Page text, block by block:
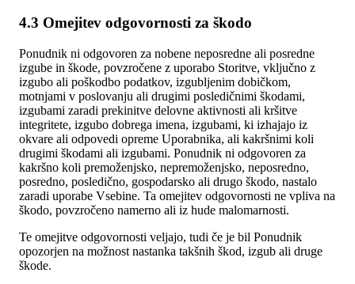
4.3 Omejitev odgovornosti za škodo
Ponudnik ni odgovoren za nobene neposredne ali posredne
izgube in škode, povzročene z uporabo Storitve, vključno z
izgubo ali poškodbo podatkov, izgubljenim dobičkom,
motnjami v poslovanju ali drugimi posledičnimi škodami,
izgubami zaradi prekinitve delovne aktivnosti ali kršitve
integritete, izgubo dobrega imena, izgubami, ki izhajajo iz
okvare ali odpovedi opreme Uporabnika, ali kakršnimi koli
drugimi škodami ali izgubami. Ponudnik ni odgovoren za
kakršno koli premoženjsko, nepremoženjsko, neposredno,
posredno, posledično, gospodarsko ali drugo škodo, nastalo
zaradi uporabe Vsebine. Ta omejitev odgovornosti ne vpliva na
škodo, povzročeno namerno ali iz hude malomarnosti.
Te omejitve odgovornosti veljajo, tudi če je bil Ponudnik
opozorjen na možnost nastanka takšnih škod, izgub ali druge
škode.